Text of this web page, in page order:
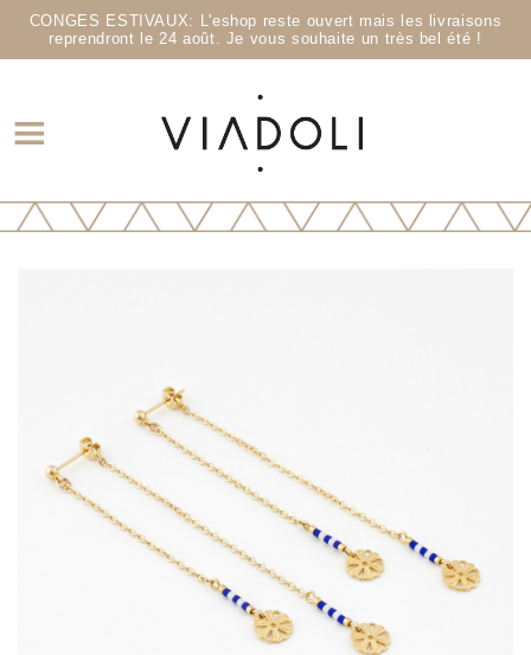
CONGES ESTIVAUX: L'eshop reste ouvert mais les livraisons
reprendront le 24 août. Je vous souhaite un très bel été !